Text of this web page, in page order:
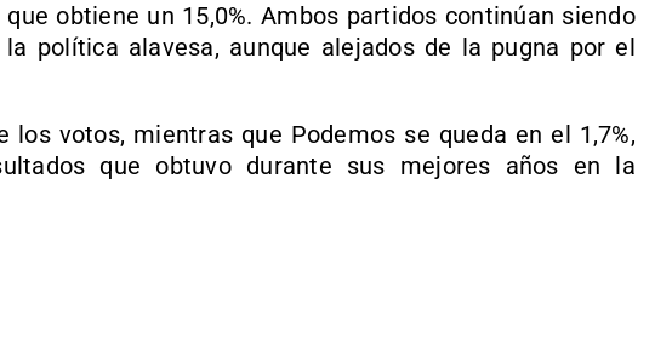
obtiene un 15,0%. Ambos partidos continúan siendo
política alavesa, aunque alejados de la pugna por el
los votos, mientras que Podemos se queda en el 1,7%,
que obtuvo durante sus mejores años en la